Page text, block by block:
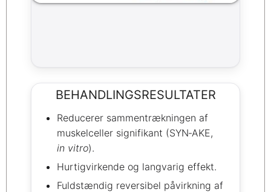
BEHANDLINGSRESULTATER
Reducerer sammentrækningen af
muskelceller signifikant (SYN‑AKE,
in vitro).
Hurtigvirkende og langvarig effekt.
Fuldstændig reversibel påvirkning af